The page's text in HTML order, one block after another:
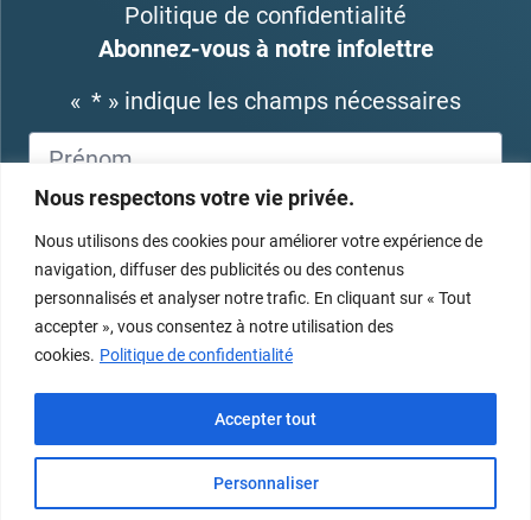
Nous respectons votre vie privée.
Nous utilisons des cookies pour améliorer votre expérience de
navigation, diffuser des publicités ou des contenus
personnalisés et analyser notre trafic. En cliquant sur « Tout
accepter », vous consentez à notre utilisation des
cookies. Politique de confidentialité
Personnaliser
Accepter tout
Politique de confidentialité
Abonnez-vous à notre infolettre
« * » indique les champs nécessaires